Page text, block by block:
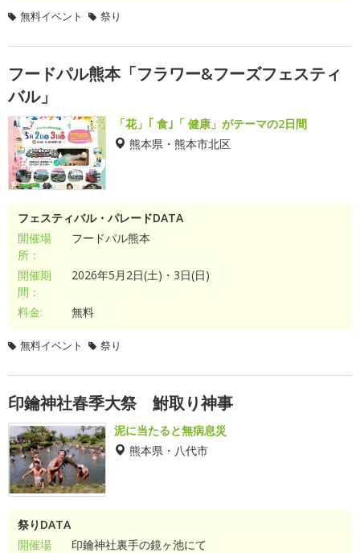
無料イベント 祭り
フードパル熊本「フラワー&フーズフェスティ
バル」
「花」｢ 食｣「 健康」がテーマの2日間
熊本県・熊本市北区
フェスティバル・パレードDATA
開催場
所：
フードパル熊本
開催期
間：
2026年5月2日(土)・3日(日)
料金: 無料
無料イベント 祭り
印鑰神社春季大祭 鮒取り神事
泥に当たると無病息災
熊本県・八代市
祭りDATA
開催場
印鑰神社裏手の鏡ヶ池にて